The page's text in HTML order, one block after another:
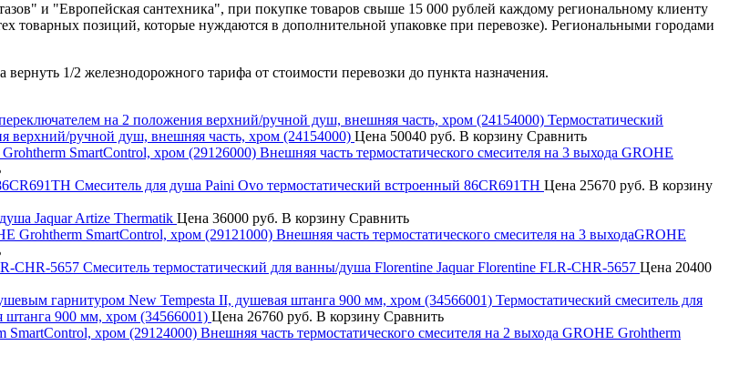
и "Европейская сантехника", при покупке товаров свыше 15 000 рублей каждому региональному клиенту
товарных позиций, которые нуждаются в дополнительной упаковке при перевозке). Региональными городами
1/2 железнодорожного тарифа от стоимости перевозки до пункта назначения.
Термостатический
верхний/ручной душ, внешняя часть, хром (24154000) Цена 50040 руб. В корзину Сравнить
Внешняя часть термостатического смесителя на 3 выхода GROHE
Смеситель для душа Paini Ovo термостатический встроенный 86CR691TH Цена 25670 руб. В корзину
Jaquar Artize Thermatik Цена 36000 руб. В корзину Сравнить
Внешняя часть термостатического смесителя на 3 выходаGROHE
Смеситель термостатический для ванны/душа Florentine Jaquar Florentine FLR-CHR-5657 Цена 20400
Термостатический смеситель для
900 мм, хром (34566001) Цена 26760 руб. В корзину Сравнить
Внешняя часть термостатического смесителя на 2 выхода GROHE Grohtherm